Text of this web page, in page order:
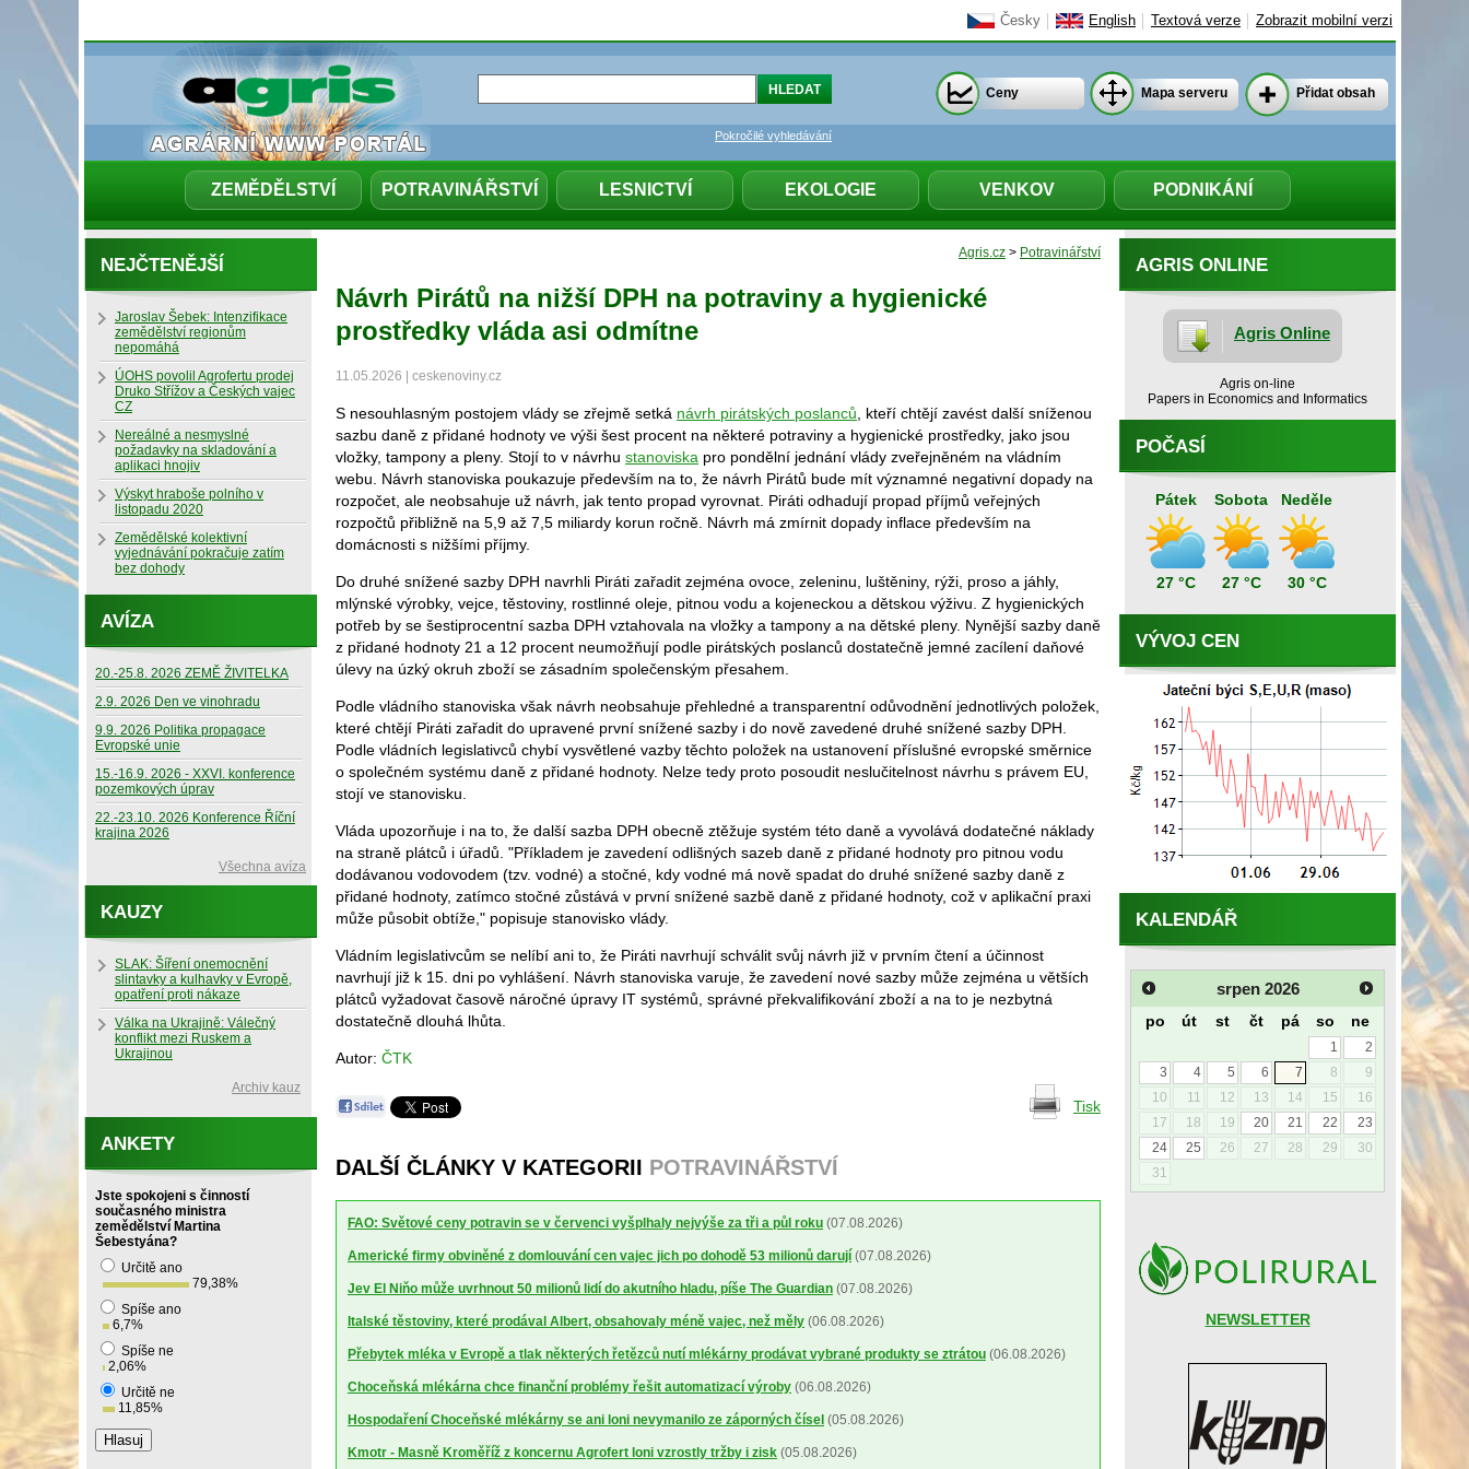
Česky English Textová verze Zobrazit mobilní verzi
ZEMĚDĚLSTVÍ POTRAVINÁŘSTVÍ LESNICTVÍ EKOLOGIE VENKOV PODNIKÁNÍ
Pokročilé vyhledávání
Ceny Mapa serveru Přidat obsah
Agris.cz > Potravinářství
Návrh Pirátů na nižší DPH na potraviny a hygienické
prostředky vláda asi odmítne
11.05.2026 | ceskenoviny.cz
S nesouhlasným postojem vlády se zřejmě setká návrh pirátských poslanců , kteří chtějí zavést další sníženou
sazbu daně z přidané hodnoty ve výši šest procent na některé potraviny a hygienické prostředky, jako jsou
vložky, tampony a pleny. Stojí to v návrhu stanoviska pro pondělní jednání vlády zveřejněném na vládním
webu. Návrh stanoviska poukazuje především na to, že návrh Pirátů bude mít významné negativní dopady na
rozpočet, ale neobsahuje už návrh, jak tento propad vyrovnat. Piráti odhadují propad příjmů veřejných
rozpočtů přibližně na 5,9 až 7,5 miliardy korun ročně. Návrh má zmírnit dopady inflace především na
domácnosti s nižšími příjmy.
Do druhé snížené sazby DPH navrhli Piráti zařadit zejména ovoce, zeleninu, luštěniny, rýži, proso a jáhly,
mlýnské výrobky, vejce, těstoviny, rostlinné oleje, pitnou vodu a kojeneckou a dětskou výživu. Z hygienických
potřeb by se šestiprocentní sazba DPH vztahovala na vložky a tampony a na dětské pleny. Nynější sazby daně
z přidané hodnoty 21 a 12 procent neumožňují podle pirátských poslanců dostatečně jemné zacílení daňové
úlevy na úzký okruh zboží se zásadním společenským přesahem.
Podle vládního stanoviska však návrh neobsahuje přehledné a transparentní odůvodnění jednotlivých položek,
které chtějí Piráti zařadit do upravené první snížené sazby i do nově zavedené druhé snížené sazby DPH.
Podle vládních legislativců chybí vysvětlené vazby těchto položek na ustanovení příslušné evropské směrnice
o společném systému daně z přidané hodnoty. Nelze tedy proto posoudit neslučitelnost návrhu s právem EU,
stojí ve stanovisku.
Vláda upozorňuje i na to, že další sazba DPH obecně ztěžuje systém této daně a vyvolává dodatečné náklady
na straně plátců i úřadů. "Příkladem je zavedení odlišných sazeb daně z přidané hodnoty pro pitnou vodu
dodávanou vodovodem (tzv. vodné) a stočné, kdy vodné má nově spadat do druhé snížené sazby daně z
přidané hodnoty, zatímco stočné zůstává v první snížené sazbě daně z přidané hodnoty, což v aplikační praxi
může působit obtíže," popisuje stanovisko vlády.
Vládním legislativcům se nelíbí ani to, že Piráti navrhují schválit svůj návrh již v prvním čtení a účinnost
navrhují již k 15. dni po vyhlášení. Návrh stanoviska varuje, že zavedení nové sazby může zejména u větších
plátců vyžadovat časově náročné úpravy IT systémů, správné překvalifikování zboží a na to je nezbytná
dostatečně dlouhá lhůta.
Autor: ČTK
Tisk
DALŠÍ ČLÁNKY V KATEGORII POTRAVINÁŘSTVÍ
FAO: Světové ceny potravin se v červenci vyšplhaly nejvýše za tři a půl roku (07.08.2026)
Americké firmy obviněné z domlouvání cen vajec jich po dohodě 53 milionů darují (07.08.2026)
Jev El Niňo může uvrhnout 50 milionů lidí do akutního hladu, píše The Guardian (07.08.2026)
Italské těstoviny, které prodával Albert, obsahovaly méně vajec, než měly (06.08.2026)
Přebytek mléka v Evropě a tlak některých řetězců nutí mlékárny prodávat vybrané produkty se ztrátou (06.08.2026)
Choceňská mlékárna chce finanční problémy řešit automatizací výroby (06.08.2026)
Hospodaření Choceňské mlékárny se ani loni nevymanilo ze záporných čísel (05.08.2026)
Kmotr - Masně Kroměříž z koncernu Agrofert loni vzrostly tržby i zisk (05.08.2026)
AGRIS ONLINE
Agris Online
Agris on-line
Papers in Economics and Informatics
POČASÍ
Pátek
27 °C
Sobota
27 °C
Neděle
30 °C
VÝVOJ CEN
KALENDÁŘ
srpen 2026
po út st čt pá so ne
1
2
3
4 5 6 7 8
9
10
11 12 13 14 15
16
17
18 19 20 21 22
23
24
25 26 27 28 29
30
31
NEWSLETTER
NEJČTENĚJŠÍ
Jaroslav Šebek: Intenzifikace
zemědělství regionům
nepomáhá
ÚOHS povolil Agrofertu prodej
Druko Střížov a Českých vajec
CZ
Nereálné a nesmyslné
požadavky na skladování a
aplikaci hnojiv
Výskyt hraboše polního v
listopadu 2020
Zemědělské kolektivní
vyjednávání pokračuje zatím
bez dohody
AVÍZA
20.-25.8. 2026 ZEMĚ ŽIVITELKA
2.9. 2026 Den ve vinohradu
9.9. 2026 Politika propagace
Evropské unie
15.-16.9. 2026 - XXVI. konference
pozemkových úprav
22.-23.10. 2026 Konference Říční
krajina 2026
Všechna avíza
KAUZY
SLAK: Šíření onemocnění
slintavky a kulhavky v Evropě,
opatření proti nákaze
Válka na Ukrajině: Válečný
konflikt mezi Ruskem a
Ukrajinou
Archiv kauz
ANKETY
Jste spokojeni s činností
současného ministra
zemědělství Martina
Šebestyána?
Určitě ano
79,38%
Spíše ano
6,7%
Spíše ne
2,06%
Určitě ne
11,85%